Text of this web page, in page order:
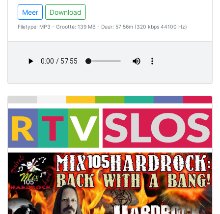
Meer Download
Filetype: MP3 - Grootte: 139 MB - Duur: 57:56m (320 kbps 44100 Hz)